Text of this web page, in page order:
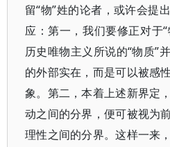
留“物”姓的论者，或许会提
应：第一，我们要修正对于“
历史唯物主义所说的“物质”
的外部实在，而是可以被感
象。第二，本着上述新界定
动之间的分界，便可被视为
理性之间的分界。这样一来